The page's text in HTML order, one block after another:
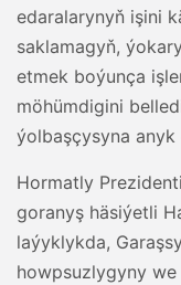
edaralarynyň işini
saklamagyň,
etmek boýunça
möhümdigini
ýolbaşçysyna
Hormatly
goranyş häsiýetli
laýyklykda,
howpsuzlygyny